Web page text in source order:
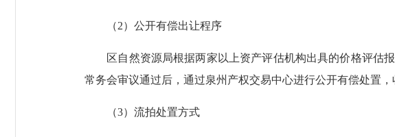
（2）公开有偿出让程序
区自然资源局根据两家以上资产评估机构出具的价格评估报
常务会审议通过后，通过泉州产权交易中心进行公开有偿处置，
（3）流拍处置方式